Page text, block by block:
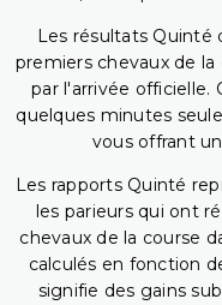
Les résultats Quinté
premiers chevaux de
par l'arrivée officielle.
quelques minutes
vous offrant
Les rapports Quinté
les parieurs qui ont
chevaux de la course
calculés en fonction
signifie des gains